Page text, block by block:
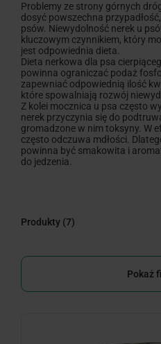
Problemy ze strony górnych
dosyć powszechna
psów. Niewydolność nerek u
kluczowym czynnikiem, który
jest odpowiednia dieta.
Dieta nerkowa dla psa
powinna ograniczać podaż
zapewniać odpowiednią ilość
które spowalniają rozwój
Z kolei mocznica u psa często
nerek przyczynia się do
gromadzone w nim toksyny. W
często odczuwa mdłości.
powinna być smakowita i
do jedzenia.
Produkty (7)
Pokaż